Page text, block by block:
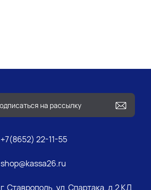
+7(8652) 22-11-55
shop@kassa26.ru
г. Ставрополь, ул. Спартака, д.2 КД